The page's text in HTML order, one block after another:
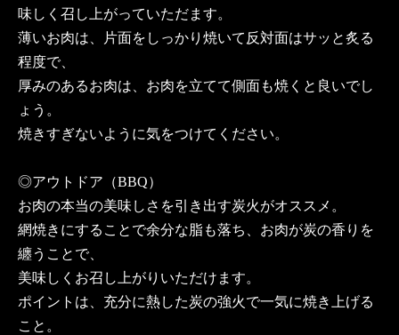
味しく召し上がっていただます。
薄いお肉は、片面をしっかり焼いて反対面はサッと炙る
程度で、
厚みのあるお肉は、お肉を立てて側面も焼くと良いでし
ょう。
焼きすぎないように気をつけてください。
◎アウトドア（BBQ）
お肉の本当の美味しさを引き出す炭火がオススメ。
網焼きにすることで余分な脂も落ち、お肉が炭の香りを
纏うことで、
美味しくお召し上がりいただけます。
ポイントは、充分に熱した炭の強火で一気に焼き上げる
こと。